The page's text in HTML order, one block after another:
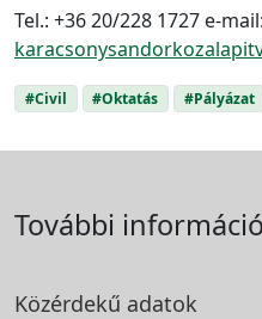
Tel.: +36 20/228 1727 e-mail:
#Civil #Oktatás #Pályázat
További
Közérdekű adatok